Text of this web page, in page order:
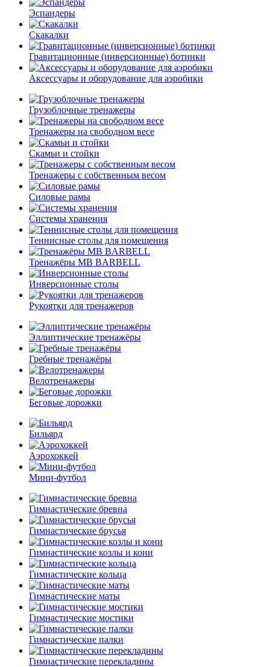
Эспандеры
Скакалки
Гравитационные (инверсионные) ботинки
Аксессуары и оборудование для аэробики
Грузоблочные тренажеры
Тренажеры на свободном весе
Скамьи и стойки
Тренажеры с собственным весом
Силовые рамы
Системы хранения
Теннисные столы для помещения
Тренажёры MB BARBELL
Инверсионные столы
Рукоятки для тренажеров
Эллиптические тренажёры
Гребные тренажёры
Велотренажеры
Беговые дорожки
Бильярд
Аэрохоккей
Мини-футбол
Гимнастические бревна
Гимнастические брусья
Гимнастические козлы и кони
Гимнастические кольца
Гимнастические маты
Гимнастические мостики
Гимнастические палки
Гимнастические перекладины